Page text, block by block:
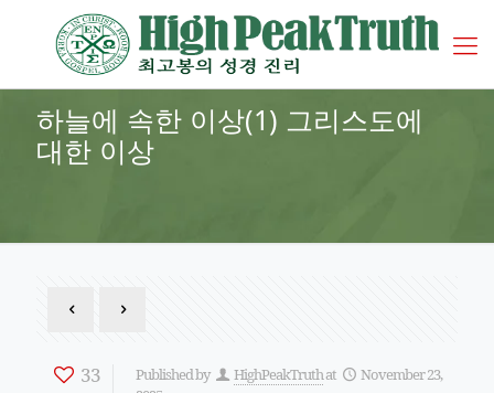
하늘에 속한 이상(1) 그리스도에
대한 이상
33 Published by HighPeakTruthat
November 23,